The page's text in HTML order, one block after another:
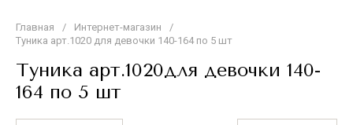
Главная / Интернет-магазин
/
Туника арт.1020 для девочки 140-164 по 5 шт
Туника арт.1020для девочки 140-
164 по 5 шт